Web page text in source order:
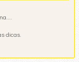
dicas.